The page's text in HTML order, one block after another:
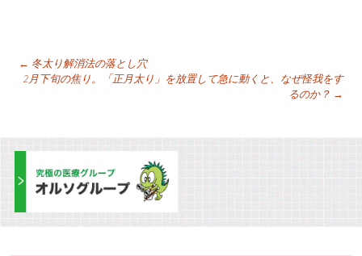
投
稿
ナ
ビ
← 冬太り解消法の落とし穴
2月下旬の焦り。「正月太り」を放置して急に動くと、なぜ怪我をす
るのか？ →